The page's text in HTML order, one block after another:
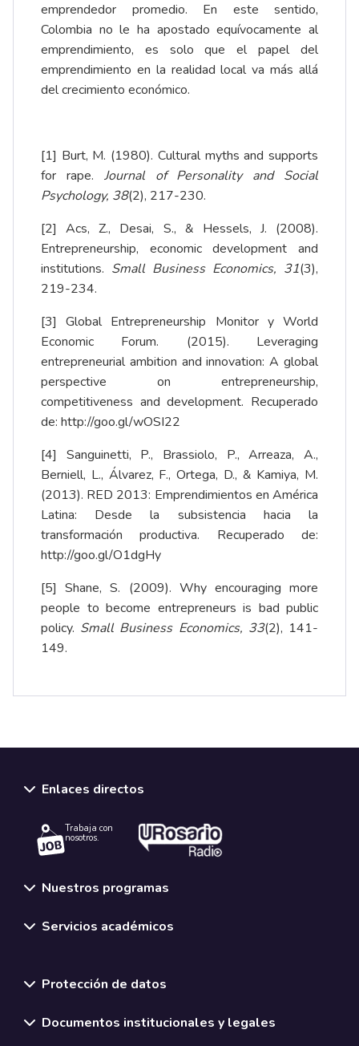
emprendedor promedio. En este sentido,
Colombia no le ha apostado equívocamente al
emprendimiento, es solo que el papel del
emprendimiento en la realidad local va más allá
del crecimiento económico.
[1] Burt, M. (1980). Cultural myths and supports
for rape. Journal of Personality and Social
Psychology, 38(2), 217-230.
[2] Acs, Z., Desai, S., & Hessels, J. (2008).
Entrepreneurship, economic development and
institutions. Small Business Economics, 31(3),
219-234.
[3] Global Entrepreneurship Monitor y World
Economic Forum. (2015). Leveraging
entrepreneurial ambition and innovation: A global
perspective on entrepreneurship,
competitiveness and development. Recuperado
de: http://goo.gl/wOSI22
[4] Sanguinetti, P., Brassiolo, P., Arreaza, A.,
Berniell, L., Álvarez, F., Ortega, D., & Kamiya, M.
(2013). RED 2013: Emprendimientos en América
Latina: Desde la subsistencia hacia la
transformación productiva. Recuperado de:
http://goo.gl/O1dgHy
[5] Shane, S. (2009). Why encouraging more
people to become entrepreneurs is bad public
policy. Small Business Economics, 33(2), 141-
149.
Enlaces directos
Trabaja con
nosotros.
Nuestros programas
Servicios académicos
Protección de datos
Documentos institucionales y legales